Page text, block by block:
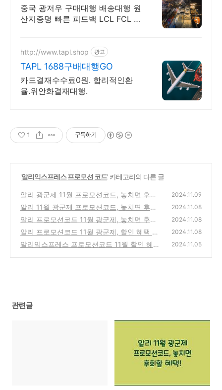
인 현지법인운영 TT송금
중국 광저우 구매대행 배송대행 원
산지증명 빠른 피드백 LCL FCL 현
http://www.tapl.shop 광고
TAPL 1688구배대행GO
카드결재수수료0원. 합리적인환
율.위안화결재대행.
1 구독하기
'알리익스프레스 프로모션 코드' 카테고리의 다른 글
알리 광군제 11월 프로모션코드, 놓치면 후회
할 특가 정보!
(7)
2024.11.09
알리 11월 광군제 프로모션코드, 놓치면 후회
할 혜택!
(1)
2024.11.08
알리 프로모션코드 11월 광군제, 놓치면 후회
할 특가 전쟁!
(1)
2024.11.08
알리 프로모션코드 11월 광군제, 할인 혜택 총
정리!
(1)
2024.11.08
알리익스프레스 프로모션코드 11월 할인 혜택
2024.11.05
관련글